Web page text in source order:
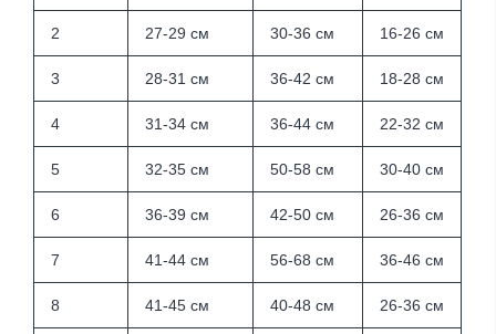
2 27-29 см 30-36 см 16-26 см
3 28-31 см 36-42 см 18-28 см
4 31-34 см 36-44 см 22-32 см
5 32-35 см 50-58 см 30-40 см
6 36-39 см 42-50 см 26-36 см
7 41-44 см 56-68 см 36-46 см
8 41-45 см 40-48 см 26-36 см